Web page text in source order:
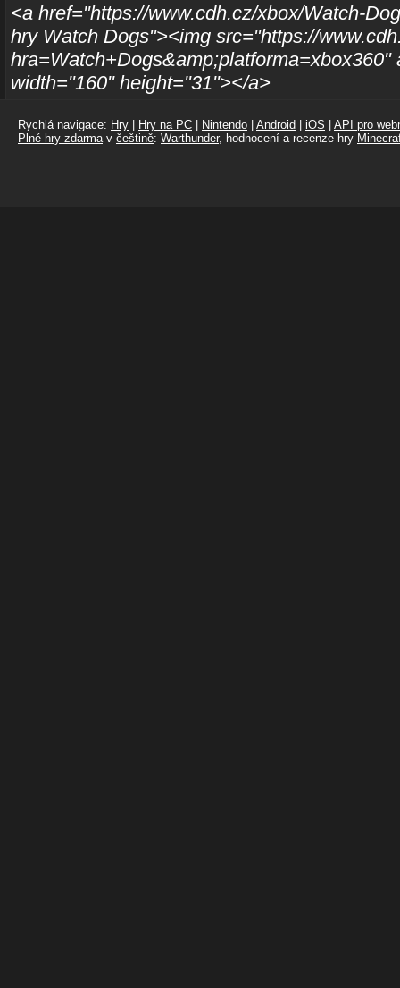
<a href="https://www.cdh.cz/xbox/Watch-
hry Watch Dogs"><img src="https://
hra=Watch+Dogs&amp;platforma=xbox360"
width="160" height="31"></a>
Rychlá navigace: Hry Hry na PC Nintendo Android iOS
API pro
Plné hry zdarma v češtině: Warthunder, hodnocení a recenze hry